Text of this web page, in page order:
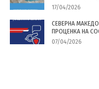
17/04/2026
СЕВЕРНА
ПРОЦЕНКА НА
07/04/2026